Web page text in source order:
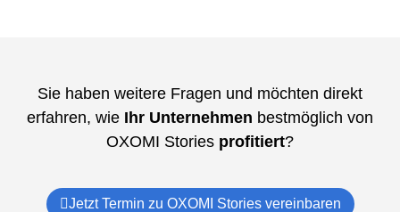
Sie haben weitere Fragen und möchten direkt
erfahren, wie Ihr Unternehmen bestmöglich von
OXOMI Stories profitiert?
Jetzt Termin zu OXOMI Stories vereinbaren